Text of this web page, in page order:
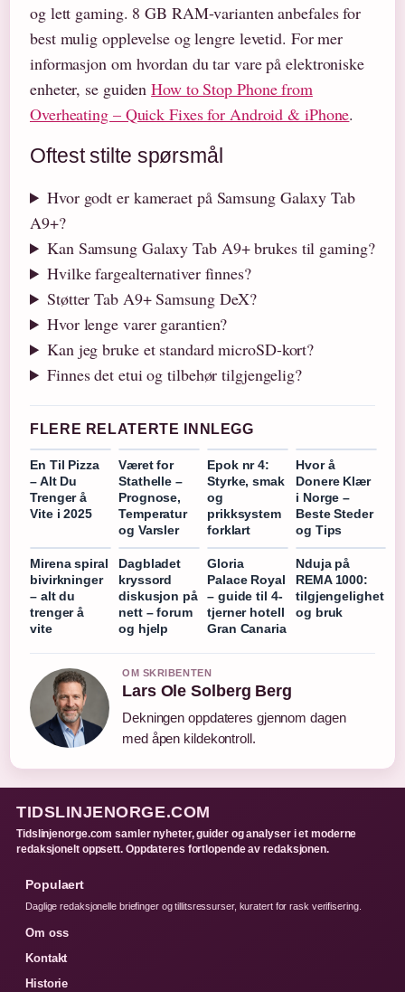
og lett gaming. 8 GB RAM-varianten anbefales for
best mulig opplevelse og lengre levetid. For mer
informasjon om hvordan du tar vare på elektroniske
enheter, se guidenHow to Stop Phone from
Overheating – Quick Fixes for Android & iPhone.
Oftest stilte spørsmål
Hvor godt er kameraet på Samsung Galaxy Tab
A9+?
Kan Samsung Galaxy Tab A9+ brukes til gaming?
Hvilke fargealternativer finnes?
Støtter Tab A9+ Samsung DeX?
Hvor lenge varer garantien?
Kan jeg bruke et standard microSD-kort?
Finnes det etui og tilbehør tilgjengelig?
FLERE RELATERTE INNLEGG
En Til Pizza
– Alt Du
Trenger å
Vite i 2025
Været for
Stathelle –
Prognose,
Temperatur
og Varsler
Epok nr 4:
Styrke, smak
og
prikksystem
forklart
Hvor å
Donere Klær
i Norge –
Beste Steder
og Tips
Mirena spiral
bivirkninger
– alt du
trenger å
vite
Dagbladet
kryssord
diskusjon på
nett – forum
og hjelp
Gloria
Palace Royal
– guide til 4-
tjerner hotell
Gran Canaria
Nduja på
REMA 1000:
tilgjengelighet
og bruk
OM SKRIBENTEN
Lars Ole Solberg Berg
Dekningen oppdateres gjennom dagen
med åpen kildekontroll.
TIDSLINJENORGE.COM
Tidslinjenorge.com samler nyheter, guider og analyser i et moderne
redaksjonelt oppsett. Oppdateres fortlopende av redaksjonen.
Populaert
Daglige redaksjonelle briefinger og tillitsressurser, kuratert for rask verifisering.
Om oss
Kontakt
Historie